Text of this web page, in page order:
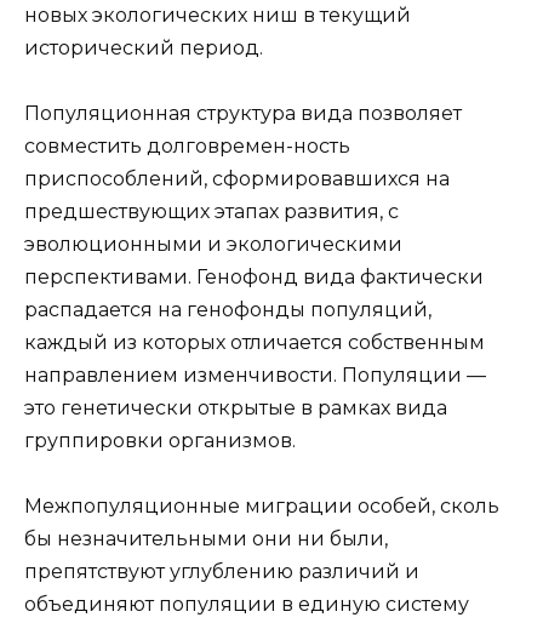
новых экологических ниш в текущий
исторический период.
Популяционная структура вида позволяет
совместить долговремен-ность
приспособлений, сформировавшихся на
предшествующих этапах развития, с
эволюционными и экологическими
перспективами. Генофонд вида фактически
распадается на генофонды популяций,
каждый из которых отличается собственным
направлением изменчивости. Популяции —
это генетически открытые в рамках вида
группировки организмов.
Межпопуляционные миграции особей, сколь
бы незначительными они ни были,
препятствуют углублению различий и
объединяют популяции в единую систему